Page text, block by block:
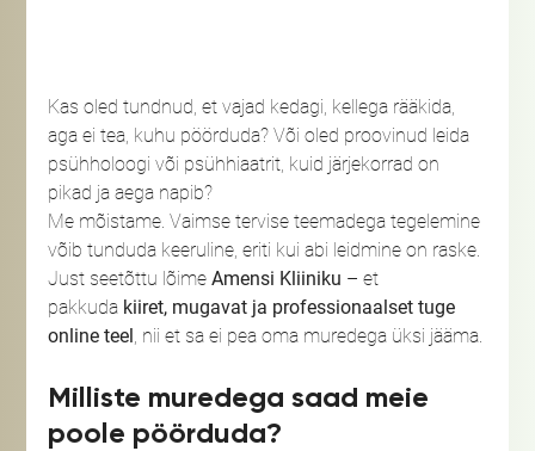
Kas oled tundnud, et vajad kedagi, kellega rääkida,
aga ei tea, kuhu pöörduda? Või oled proovinud leida
psühholoogi või psühhiaatrit, kuid järjekorrad on
pikad ja aega napib?
Me mõistame. Vaimse tervise teemadega tegelemine
võib tunduda keeruline, eriti kui abi leidmine on raske.
Just seetõttu lõime Amensi Kliiniku – et
pakkuda kiiret, mugavat ja professionaalset tuge
online teel , nii et sa ei pea oma muredega üksi jääma.
Milliste muredega saad meie
poole pöörduda?